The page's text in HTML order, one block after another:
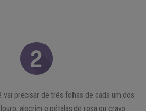
vai precisar de três folhas de cada um dos
alecrim e pétalas de rosa ou cravo